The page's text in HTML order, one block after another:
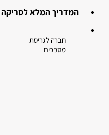
המדריך המלא לסריקה
חברה לגריסת
מסמכים